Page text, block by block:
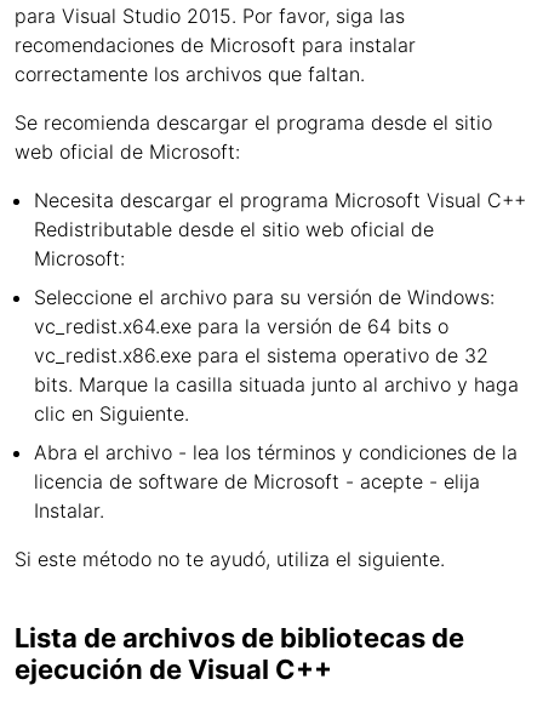
para Visual Studio 2015. Por favor, siga las
recomendaciones de Microsoft para instalar
correctamente los archivos que faltan.
Se recomienda descargar el programa desde el sitio
web oficial de Microsoft:
Necesita descargar el programa Microsoft Visual C++
Redistributable desde el sitio web oficial de
Microsoft:
Seleccione el archivo para su versión de Windows:
vc_redist.x64.exe para la versión de 64 bits o
vc_redist.x86.exe para el sistema operativo de 32
bits. Marque la casilla situada junto al archivo y haga
clic en Siguiente.
Abra el archivo - lea los términos y condiciones de la
licencia de software de Microsoft - acepte - elija
Instalar.
Si este método no te ayudó, utiliza el siguiente.
Lista de archivos de bibliotecas de
ejecución de Visual C++